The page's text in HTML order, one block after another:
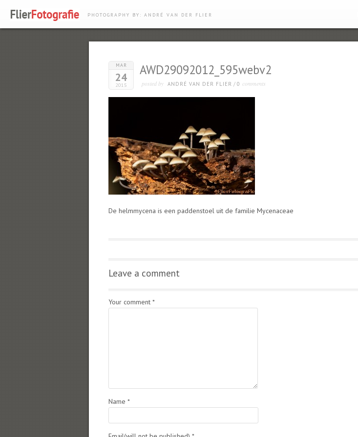
PHOTOGRAPHY BY: ANDRÉ VAN DER FLIER
MAR
24
2015
AWD29092012_595webv2
posted by ANDRÉ VAN DER FLIER / 0 comments
De helmmycena is een paddenstoel uit de familie Mycenaceae
Leave a comment
Your comment *
Name *